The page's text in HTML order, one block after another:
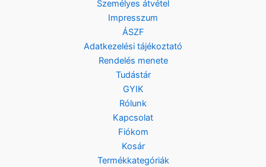
Személyes átvétel
Impresszum
ÁSZF
Adatkezelési tájékoztató
Rendelés menete
Tudástár
GYIK
Rólunk
Kapcsolat
Fiókom
Kosár
Termékkategóriák